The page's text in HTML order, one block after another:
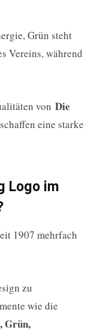
Grün steht
Vereins, während
von Die
eine starke
Logo im
1907 mehrfach
zu
wie die
Grün,